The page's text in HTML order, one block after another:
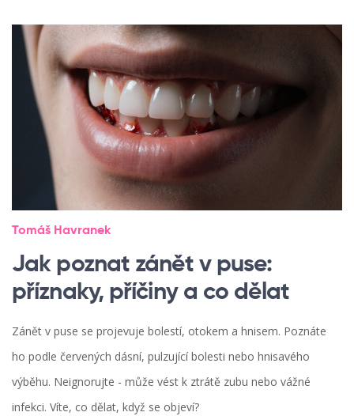
Tomáš Havranek
Jak poznat zánět v puse:
příznaky, příčiny a co dělat
Zánět v puse se projevuje bolestí, otokem a hnisem. Poznáte
ho podle červených dásní, pulzující bolesti nebo hnisavého
výběhu. Neignorujte - může vést k ztrátě zubu nebo vážné
infekci. Víte, co dělat, když se objeví?